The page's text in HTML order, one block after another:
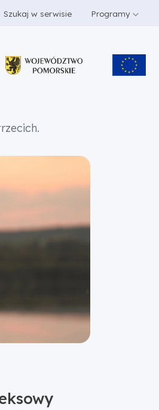
Szukaj w serwisie Programy